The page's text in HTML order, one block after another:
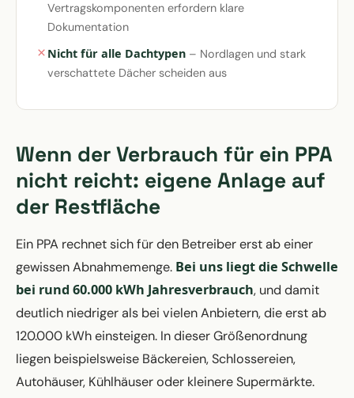
Vertragskomponenten erfordern klare
Dokumentation
Nicht für alle Dachtypen – Nordlagen und stark
verschattete Dächer scheiden aus
Wenn der Verbrauch für ein PPA
nicht reicht: eigene Anlage auf
der Restfläche
Ein PPA rechnet sich für den Betreiber erst ab einer
gewissen Abnahmemenge. Bei uns liegt die Schwelle
bei rund 60.000 kWh Jahresverbrauch, und damit
deutlich niedriger als bei vielen Anbietern, die erst ab
120.000 kWh einsteigen. In dieser Größenordnung
liegen beispielsweise Bäckereien, Schlossereien,
Autohäuser, Kühlhäuser oder kleinere Supermärkte.